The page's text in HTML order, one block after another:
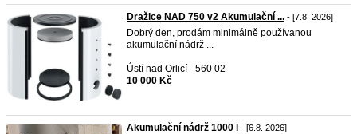
Dražice NAD 750 v2 Akumulační ... - [7.8. 2026]
Dobrý den, prodám minimálně používanou
akumulační nádrž ...
Ústí nad Orlicí - 560 02
10 000 Kč
Akumulační nádrž 1000 l - [6.8. 2026]